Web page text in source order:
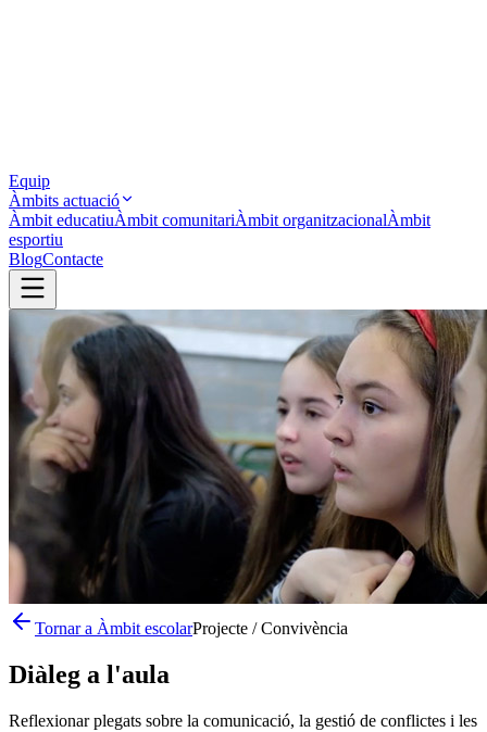
Equip
Àmbits actuació
Àmbit educatiuÀmbit comunitariÀmbit organitzacionalÀmbit
esportiu
BlogContacte
Tornar a Àmbit escolarProjecte / Convivència
Diàleg a l'aula
Reflexionar plegats sobre la comunicació, la gestió de conflictes i les